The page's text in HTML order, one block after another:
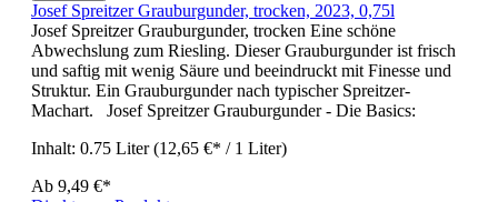
Josef Spreitzer Grauburgunder, trocken, 2023, 0,75l
Josef Spreitzer Grauburgunder, trocken Eine schöne
Abwechslung zum Riesling. Dieser Grauburgunder ist frisch
und saftig mit wenig Säure und beeindruckt mit Finesse und
Struktur. Ein Grauburgunder nach typischer Spreitzer-
Machart. Josef Spreitzer Grauburgunder - Die Basics:
Inhalt: 0.75 Liter(12,65 €* / 1 Liter)
Ab 9,49 €*